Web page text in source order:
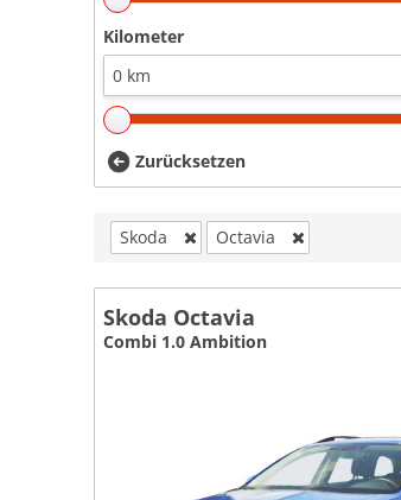
Kilometer
Zurücksetzen
Skoda Octavia
Skoda Octavia
Combi 1.0 Ambition